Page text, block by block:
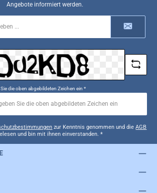
Angebote informiert werden.
die oben abgebildeten Zeichen ein *
zur Kenntnis genommen und dieAGB
und bin mit ihnen einverstanden. *